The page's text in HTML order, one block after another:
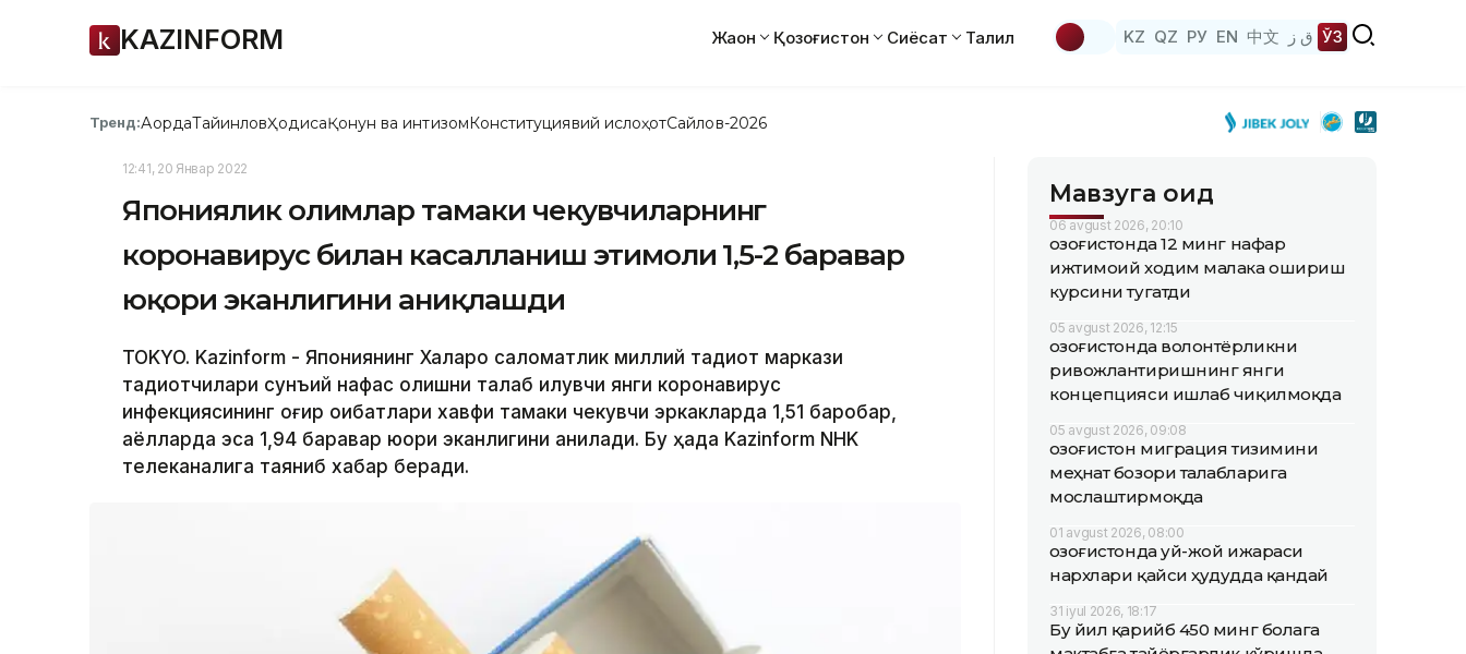
KAZINFORM Жаҳон Қозоғистон Сиёсат Таҳлил KZ QZ РУ EN 中文 ق ز ЎЗ
Тренд:АқордаТайинловҲодисаҚонун ва интизомКонституциявий ислоҳотСайлов-2026
12:41, 20 Январ 2022
Япониялик олимлар тамаки чекувчиларнинг
коронавирус билан касалланиш эҳтимоли 1,5-2 баравар
юқори эканлигини аниқлашди
ТОKYO. Kazinform - Япониянинг Халқаро саломатлик миллий тадқиқот маркази
тадқиқотчилари сунъий нафас олишни талаб қилувчи янги коронавирус
инфекциясининг оғир оқибатлари хавфи тамаки чекувчи эркакларда 1,51 баробар,
аёлларда эса 1,94 баравар юқори эканлигини аниқлади. Бу ҳақда Kazinform NHK
телеканалига таяниб хабар беради.
Мавзуга оид
06 avgust 2026, 20:10
Қозоғистонда 12 минг нафар
ижтимоий ходим малака ошириш
курсини тугатди
05 avgust 2026, 12:15
Қозоғистонда волонтёрликни
ривожлантиришнинг янги
концепцияси ишлаб чиқилмоқда
05 avgust 2026, 09:08
Қозоғистон миграция тизимини
меҳнат бозори талабларига
мослаштирмоқда
01 avgust 2026, 08:00
Қозоғистонда уй-жой ижараси
нархлари қайси ҳудудда қандай
31 iyul 2026, 18:17
Бу йил қарийб 450 минг болага